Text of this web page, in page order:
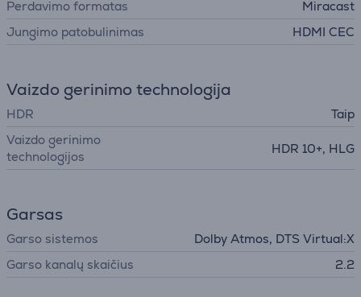
Perdavimo formatas
Miracast
Jungimo patobulinimas
HDMI CEC
Vaizdo gerinimo technologija
HDR
Taip
Vaizdo gerinimo
technologijos
HDR 10+, HLG
Garsas
Garso sistemos
Dolby Atmos, DTS Virtual:X
Garso kanalų skaičius
2.2